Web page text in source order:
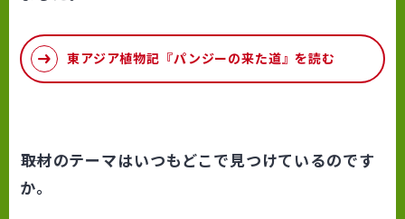
東アジア植物記『パンジーの来た道』を読む
――取材のテーマはいつもどこで見つけているのです
か。